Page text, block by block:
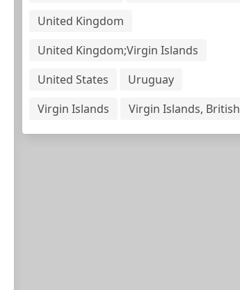
United Kingdom
United Kingdom;Virgin Islands
United States
Uruguay
Virgin Islands
Virgin Islands, British